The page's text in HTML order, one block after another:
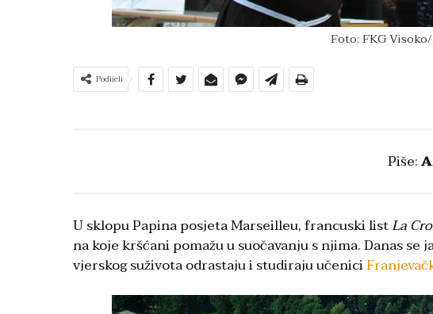
Foto: FKG
Podijeli
Piše:
U sklopu Papina posjeta Marseilleu, francuski listLa
na koje kršćani pomažu u suočavanju s njima. Danas
vjerskog suživota odrastaju i studiraju učenici